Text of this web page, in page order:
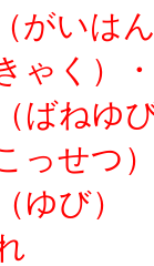
がいは
ゃく）
ばねゆ
っせつ
ゆび）